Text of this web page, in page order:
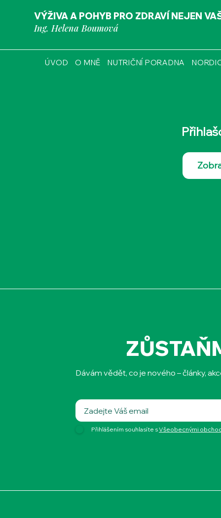
VÝŽIVA A POHYB PRO ZDRAVÍ NEJEN
Ing. Helena Boumová
ÚVOD O MNĚ NUTRIČNÍ PORADNA
Dávám vědět, co je nového – články,
Přihlášením souhlasíte sVšeobecnými